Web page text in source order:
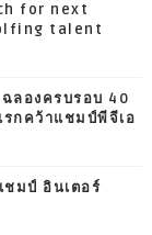
for next
talent
ลองครบรอบ 40
รกคว้าแชมป์พีจีเอ
ชมป์ อินเตอร์